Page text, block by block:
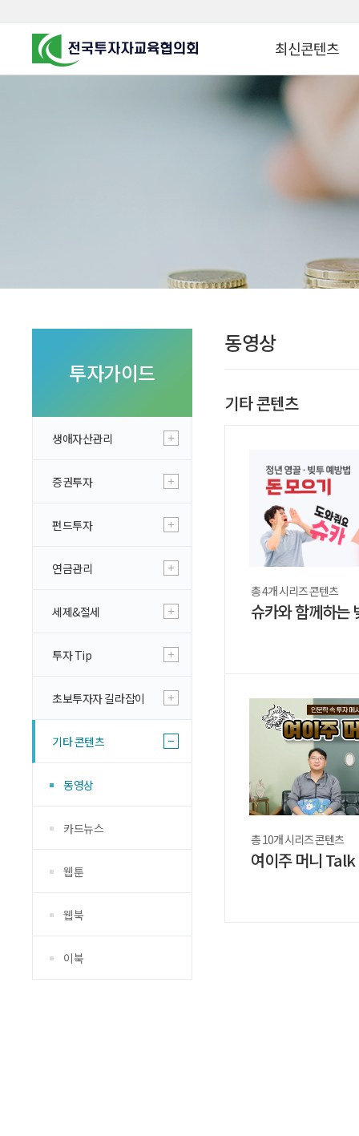
최신콘텐츠
찾아가는 군장병 금
찾아가는 연금ᆞ자
군장병 금융투자 아
자립준비청년을 위한
실전투자 Insight
투자가이드
생애자산관리
증권투자
펀드투자
연금관리
세제&절세
투자 Tip
초보투자자 길라잡이
기타 콘텐츠
동영상
카드뉴스
웹툰
웹북
이북
동영상
기타 콘텐츠
총 4개 시리즈 콘텐츠
슈카와 함께하는
총 10개 시리즈 콘텐츠
여이주 머니 Talk